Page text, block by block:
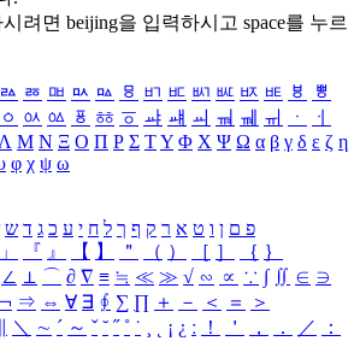
려면 beijing을 입력하시고 space를 누르
ㅬ ㅭ ㅮ ㅯ ㅰ ㅱ ㅲ ㅳ ㅴ ㅵ ㅶ ㅷ ㅸ
ㅹ
ㆁ ㆂ ㆃ ㆄ ㆅ ㆆ ㆇ ㆈ ㆉ ㆊ ㆋ ㆌ ㆍ
ㆎ
Μ Ν Ξ Ο Π Ρ Σ ΤΥ Φ Χ Ψ Ω α β γ δ ε ζ η
φ χ ψ ω
פ ם ן ו ט א ר ק ף ך ל ח י ע כ ג ד ש
」 『 』 【 】 ＂ （ ） ［ ］ ｛ ｝
∠ ⊥ ⌒ ∂ ∇ ≡ ≒ ≪ ≫ √ ∽ ∝ ∵ ∫ ∬ ∈ ∋
⇒ ⇔ ∀ ∃ ∮ ∑ ∏ ＋ － ＜ ＝
＞
＼ ∼ ´ ～ ˇ ˘ ˝ ˚ ˙ ¸ ¡ ¿ ː ！ ＇ ， ． ／
：